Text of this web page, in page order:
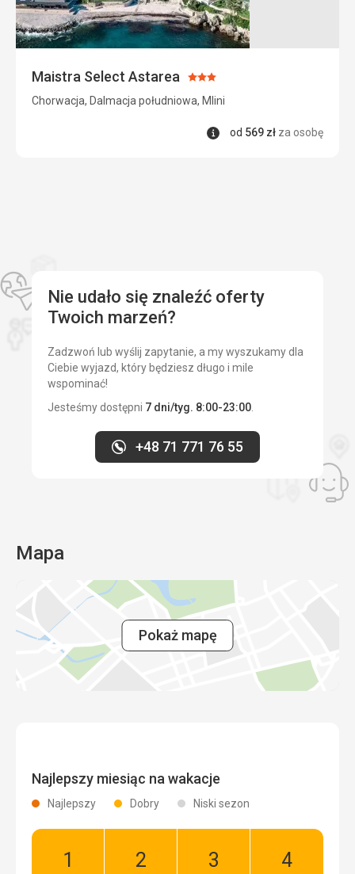
Zakwaterowanie
Czyste.
Usługi
Ta recenzja została automatycznie przetłumaczona za
pomocą Google Translate
Maistra Select Astarea Ocena:
3/5
Chorwacja, Dalmacja południowa, Mlini
Informacje
od 569 zł za osobę
Nie udało się znaleźć oferty
Twoich marzeń?
Zadzwoń lub wyślij zapytanie, a my wyszukamy dla
Ciebie wyjazd, który będziesz długo i mile
wspominać!
Jesteśmy dostępni 7 dni/tyg. 8:00-23:00
+48 71 771 76 55
Mapa
Pokaż mapę
Najlepszy miesiąc na wakacje
Najlepszy Dobry Niski sezon
Styczeń:
Luty:
Marzec:
Kwiecień: